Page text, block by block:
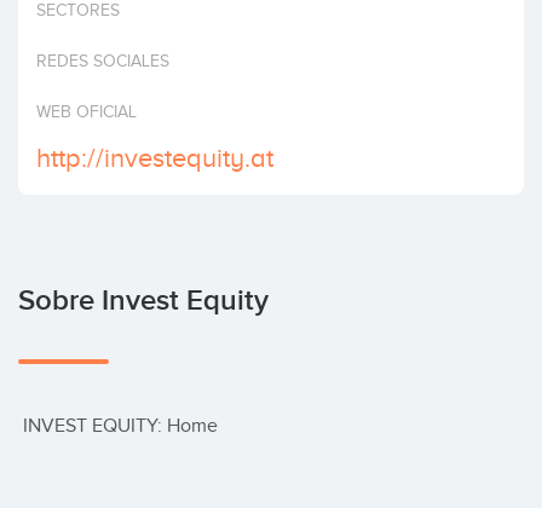
Invertir
SECTORES
REDES SOCIALES
WEB OFICIAL
http://investequity.at
Sobre Invest Equity
INVEST EQUITY: Home